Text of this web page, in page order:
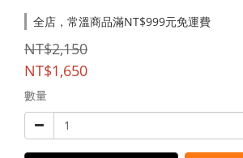
全店，常溫商品滿NT$999元免運費
NT$2,150
NT$1,650
數量